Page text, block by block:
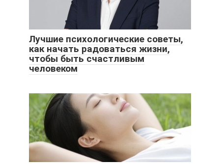
Лучшие психологические советы,
как начать радоваться жизни,
чтобы быть счастливым
человеком